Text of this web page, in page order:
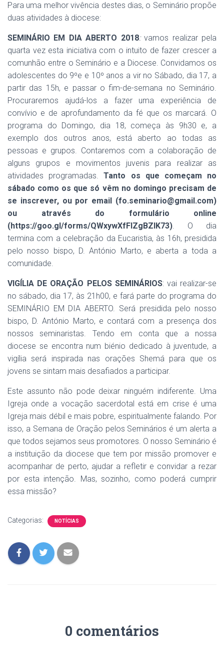
Para uma melhor vivência destes dias, o Seminário propõe
duas atividades à diocese:
SEMINÁRIO EM DIA ABERTO 2018:vamos realizar pela
quarta vez esta iniciativa com o intuito de fazer crescer a
comunhão entre o Seminário e a Diocese. Convidamos os
adolescentes do 9ºe e 10º anos a vir no Sábado, dia 17, a
partir das 15h, e passar o fim-de-semana no Seminário.
Procuraremos ajudá-los a fazer uma experiência de
convívio e de aprofundamento da fé que os marcará. O
programa do Domingo, dia 18, começa às 9h30 e, a
exemplo dos outros anos, está aberto ao todas as
pessoas e grupos. Contaremos com a colaboração de
alguns grupos e movimentos juvenis para realizar as
atividades programadas.Tanto os que começam no
sábado como os que só vêm no domingo precisam de
se inscrever, ou por email (fo.seminario@gmail.com)
ou através do formulário online
(https://goo.gl/forms/QWxywXfFlZgBZlK73). O dia
termina com a celebração da Eucaristia, às 16h, presidida
pelo nosso bispo, D. António Marto, e aberta a toda a
comunidade.
VIGÍLIA DE ORAÇÃO PELOS SEMINÁRIOS: vai realizar-se
no sábado, dia 17, às 21h00, e fará parte do programa do
SEMINÁRIO EM DIA ABERTO. Será presidida pelo nosso
bispo, D. António Marto, e contará com a presença dos
nossos seminaristas. Tendo em conta que a nossa
diocese se encontra num biénio dedicado à juventude, a
vigília será inspirada nas orações Shemá para que os
jovens se sintam mais desafiados a participar.
Este assunto não pode deixar ninguém indiferente. Uma
Igreja onde a vocação sacerdotal está em crise é uma
Igreja mais débil e mais pobre, espiritualmente falando. Por
isso, a Semana de Oração pelos Seminários é um alerta a
que todos sejamos seus promotores. O nosso Seminário é
a instituição da diocese que tem por missão promover e
acompanhar de perto, ajudar a refletir e convidar a rezar
por esta intenção. Mas, sozinho, como poderá cumprir
essa missão?
Categorias: NOTÍCIAS
0 comentários